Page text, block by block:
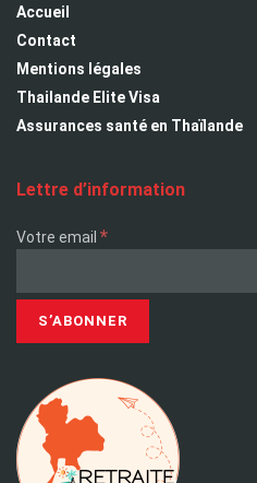
Accueil
Contact
Mentions légales
Thailande Elite Visa
Assurances santé en Thaïlande
Lettre d’information
Votre email *